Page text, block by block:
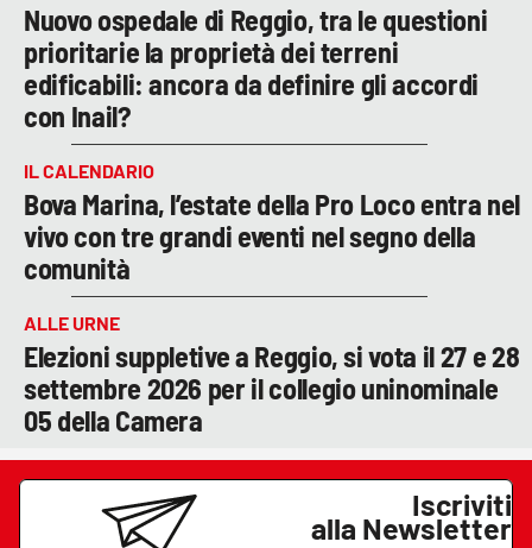
Nuovo ospedale di Reggio, tra le questioni
prioritarie la proprietà dei terreni
edificabili: ancora da definire gli accordi
con Inail?
IL CALENDARIO
Bova Marina, l’estate della Pro Loco entra nel
vivo con tre grandi eventi nel segno della
comunità
ALLE URNE
Elezioni suppletive a Reggio, si vota il 27 e 28
settembre 2026 per il collegio uninominale
05 della Camera
Iscriviti
alla Newsletter